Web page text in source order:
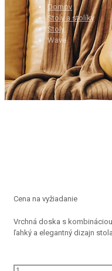
Domov
Stoly a stolíky
Stoly
Wave
Cena na vyžiadanie
Vrchná doska s
ľahký a elegantný dizajn
množstvo